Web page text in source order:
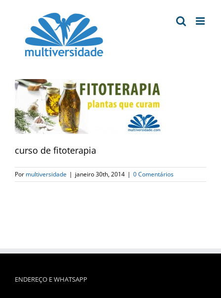
conteúdo
curso de fitoterapia
Por multiversidade | janeiro 30th, 2014 | 0 Comentários
ENDEREÇO E WHATSAPP